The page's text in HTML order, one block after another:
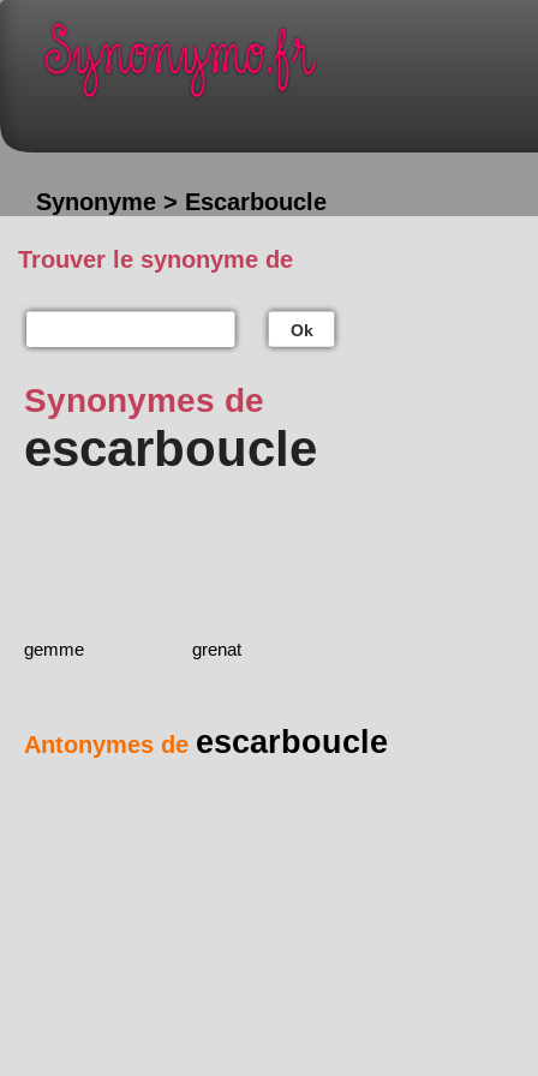
Synonyme > Escarboucle
Trouver le synonyme de
Ok
Synonymes de
escarboucle
gemme grenat
Antonymes de escarboucle